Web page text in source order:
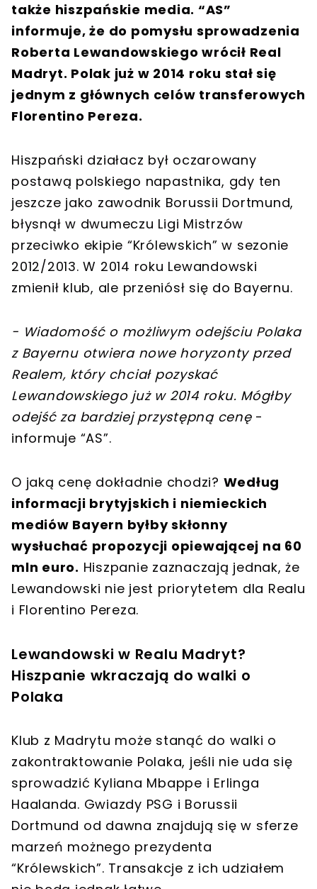
także hiszpańskie media. “AS”
informuje, że do pomysłu sprowadzenia
Roberta Lewandowskiego wrócił Real
Madryt. Polak już w 2014 roku stał się
jednym z głównych celów transferowych
Florentino Pereza.
Hiszpański działacz był oczarowany
postawą polskiego napastnika, gdy ten
jeszcze jako zawodnik Borussii Dortmund,
błysnął w dwumeczu Ligi Mistrzów
przeciwko ekipie “Królewskich” w sezonie
2012/2013. W 2014 roku Lewandowski
zmienił klub, ale przeniósł się do Bayernu.
- Wiadomość o możliwym odejściu Polaka
z Bayernu otwiera nowe horyzonty przed
Realem, który chciał pozyskać
Lewandowskiego już w 2014 roku. Mógłby
odejść za bardziej przystępną cenę-
informuje “AS”.
O jaką cenę dokładnie chodzi? Według
informacji brytyjskich i niemieckich
mediów Bayern byłby skłonny
wysłuchać propozycji opiewającej na 60
mln euro. Hiszpanie zaznaczają jednak, że
Lewandowski nie jest priorytetem dla Realu
i Florentino Pereza.
Lewandowski w Realu Madryt?
Hiszpanie wkraczają do walki o
Polaka
Klub z Madrytu może stanąć do walki o
zakontraktowanie Polaka, jeśli nie uda się
sprowadzić Kyliana Mbappe i Erlinga
Haalanda. Gwiazdy PSG i Borussii
Dortmund od dawna znajdują się w sferze
marzeń możnego prezydenta
“Królewskich”. Transakcje z ich udziałem